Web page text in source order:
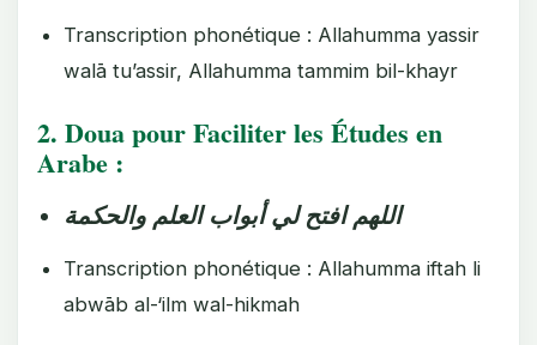
Transcription phonétique : Allahumma yassir
walā tu’assir, Allahumma tammim bil-khayr
2. Doua pour Faciliter les Études en
Arabe :
اللهم افتح لي أبواب العلم والحكمة
Transcription phonétique : Allahumma iftah li
abwāb al-‘ilm wal-hikmah